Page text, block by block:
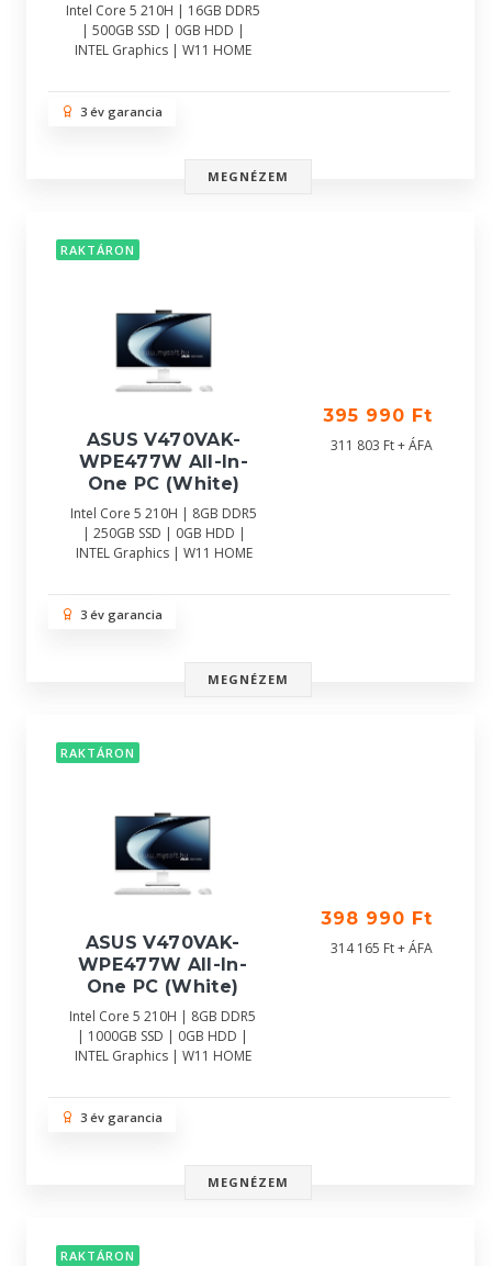
Intel Core 5 210H | 16GB DDR5
| 500GB SSD | 0GB HDD |
INTEL Graphics | W11 HOME
3 év garancia
MEGNÉZEM
RAKTÁRON
ASUS V470VAK-
WPE477W All-In-
One PC (White)
Intel Core 5 210H | 8GB DDR5
| 250GB SSD | 0GB HDD |
INTEL Graphics | W11 HOME
395 990 Ft
311 803 Ft + ÁFA
3 év garancia
MEGNÉZEM
RAKTÁRON
ASUS V470VAK-
WPE477W All-In-
One PC (White)
Intel Core 5 210H | 8GB DDR5
| 1000GB SSD | 0GB HDD |
INTEL Graphics | W11 HOME
398 990 Ft
314 165 Ft + ÁFA
3 év garancia
MEGNÉZEM
RAKTÁRON